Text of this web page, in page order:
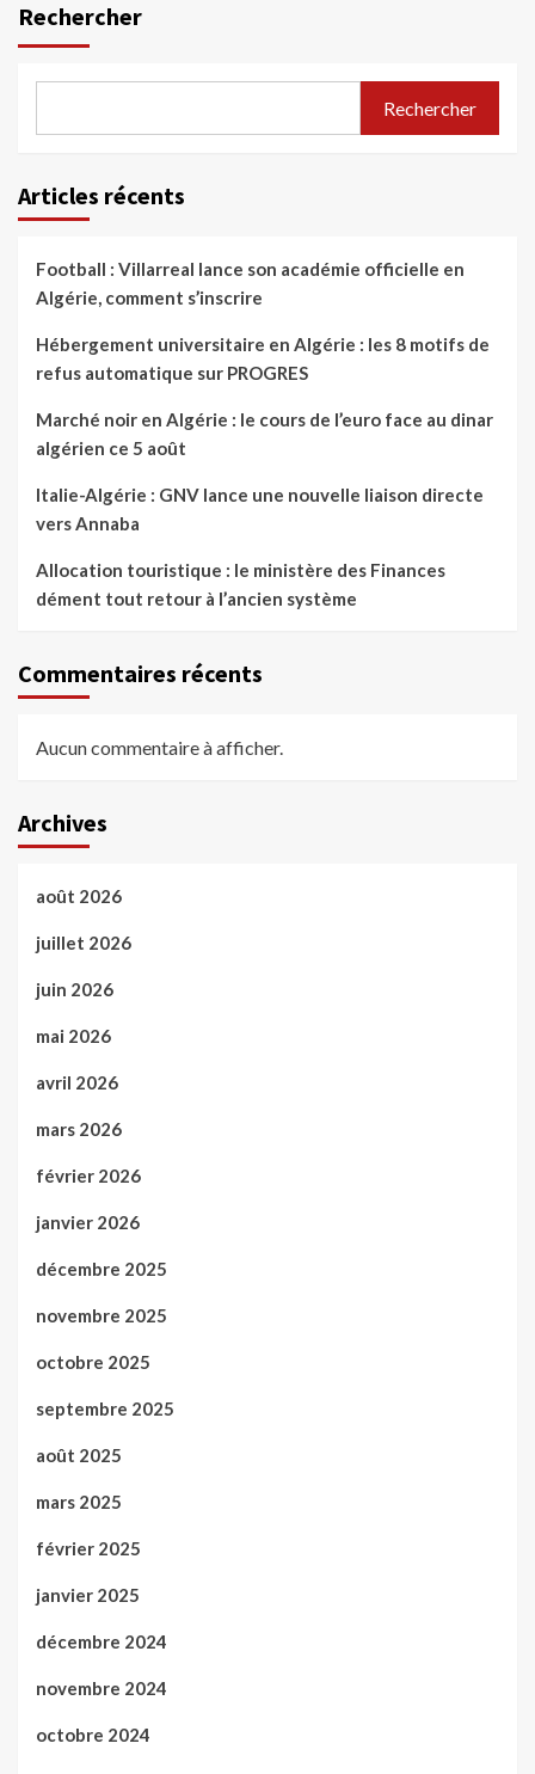
Rechercher
Rechercher
Articles récents
Football : Villarreal lance son académie officielle en
Algérie, comment s’inscrire
Hébergement universitaire en Algérie : les 8 motifs de
refus automatique sur PROGRES
Marché noir en Algérie : le cours de l’euro face au dinar
algérien ce 5 août
Italie-Algérie : GNV lance une nouvelle liaison directe
vers Annaba
Allocation touristique : le ministère des Finances
dément tout retour à l’ancien système
Commentaires récents
Aucun commentaire à afficher.
Archives
août 2026
juillet 2026
juin 2026
mai 2026
avril 2026
mars 2026
février 2026
janvier 2026
décembre 2025
novembre 2025
octobre 2025
septembre 2025
août 2025
mars 2025
février 2025
janvier 2025
décembre 2024
novembre 2024
octobre 2024